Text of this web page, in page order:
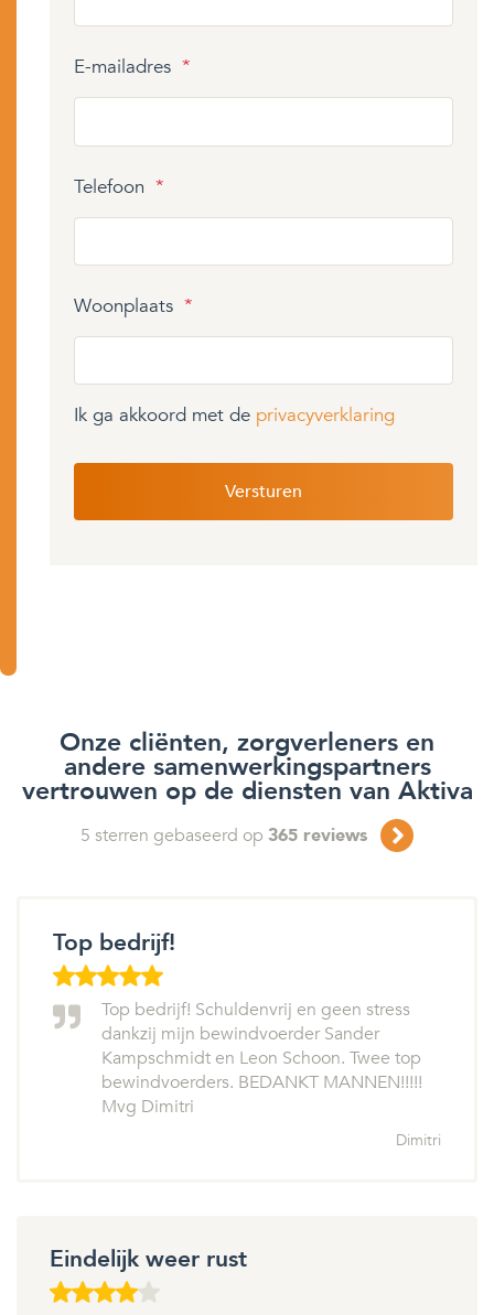
E-mailadres *
Telefoon *
Woonplaats *
Ik ga akkoord met de privacyverklaring
Onze cliënten, zorgverleners en
andere samenwerkingspartners
vertrouwen op de diensten van Aktiva
5 sterren gebaseerd op 365 reviews
Top bedrijf!
Top bedrijf! Schuldenvrij en geen stress
dankzij mijn bewindvoerder Sander
Kampschmidt en Leon Schoon. Twee top
bewindvoerders. BEDANKT MANNEN!!!!!
Mvg Dimitri
Dimitri
Eindelijk weer rust